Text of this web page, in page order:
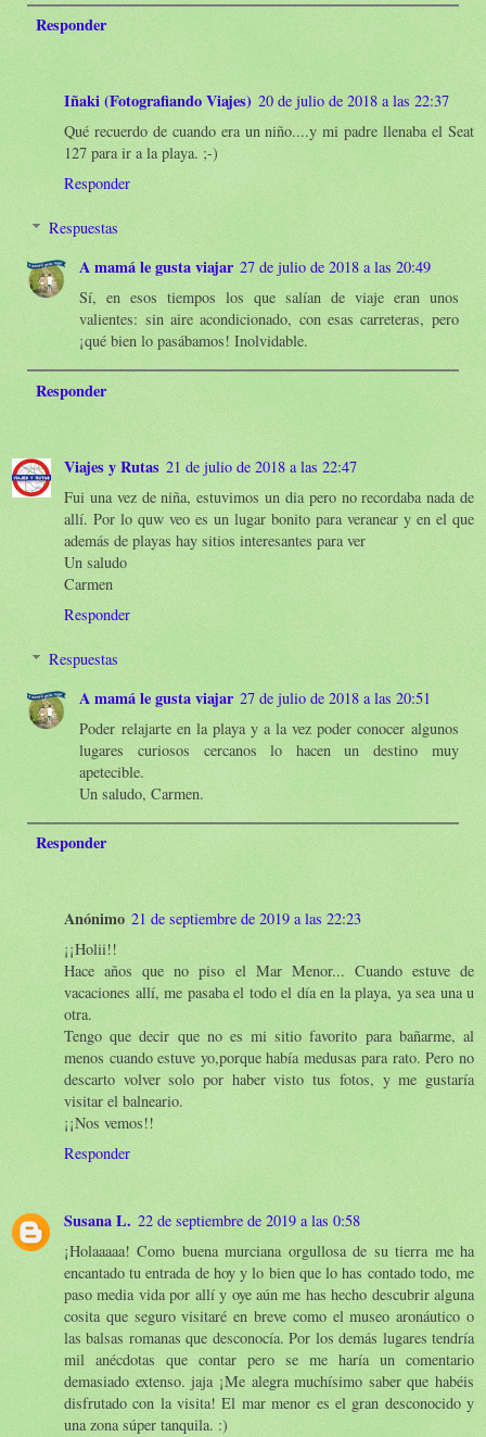
Responder
Iñaki (Fotografiando Viajes) 20 de julio de 2018 a las 22:37
Qué recuerdo de cuando era un niño....y mi padre llenaba el Seat
127 para ir a la playa. ;-)
Responder
Respuestas
A mamá le gusta viajar 27 de julio de 2018 a las 20:49
Sí, en esos tiempos los que salían de viaje eran unos
valientes: sin aire acondicionado, con esas carreteras, pero
¡qué bien lo pasábamos! Inolvidable.
Responder
Viajes y Rutas 21 de julio de 2018 a las 22:47
Fui una vez de niña, estuvimos un dia pero no recordaba nada de
allí. Por lo quw veo es un lugar bonito para veranear y en el que
además de playas hay sitios interesantes para ver
Un saludo
Carmen
Responder
Respuestas
A mamá le gusta viajar 27 de julio de 2018 a las 20:51
Poder relajarte en la playa y a la vez poder conocer algunos
lugares curiosos cercanos lo hacen un destino muy
apetecible.
Un saludo, Carmen.
Responder
Anónimo 21 de septiembre de 2019 a las 22:23
¡¡Holii!!
Hace años que no piso el Mar Menor... Cuando estuve de
vacaciones allí, me pasaba el todo el día en la playa, ya sea una u
otra.
Tengo que decir que no es mi sitio favorito para bañarme, al
menos cuando estuve yo,porque había medusas para rato. Pero no
descarto volver solo por haber visto tus fotos, y me gustaría
visitar el balneario.
¡¡Nos vemos!!
Responder
Susana L. 22 de septiembre de 2019 a las 0:58
¡Holaaaaa! Como buena murciana orgullosa de su tierra me ha
encantado tu entrada de hoy y lo bien que lo has contado todo, me
paso media vida por allí y oye aún me has hecho descubrir alguna
cosita que seguro visitaré en breve como el museo aronáutico o
las balsas romanas que desconocía. Por los demás lugares tendría
mil anécdotas que contar pero se me haría un comentario
demasiado extenso. jaja ¡Me alegra muchísimo saber que habéis
disfrutado con la visita! El mar menor es el gran desconocido y
una zona súper tanquila. :)